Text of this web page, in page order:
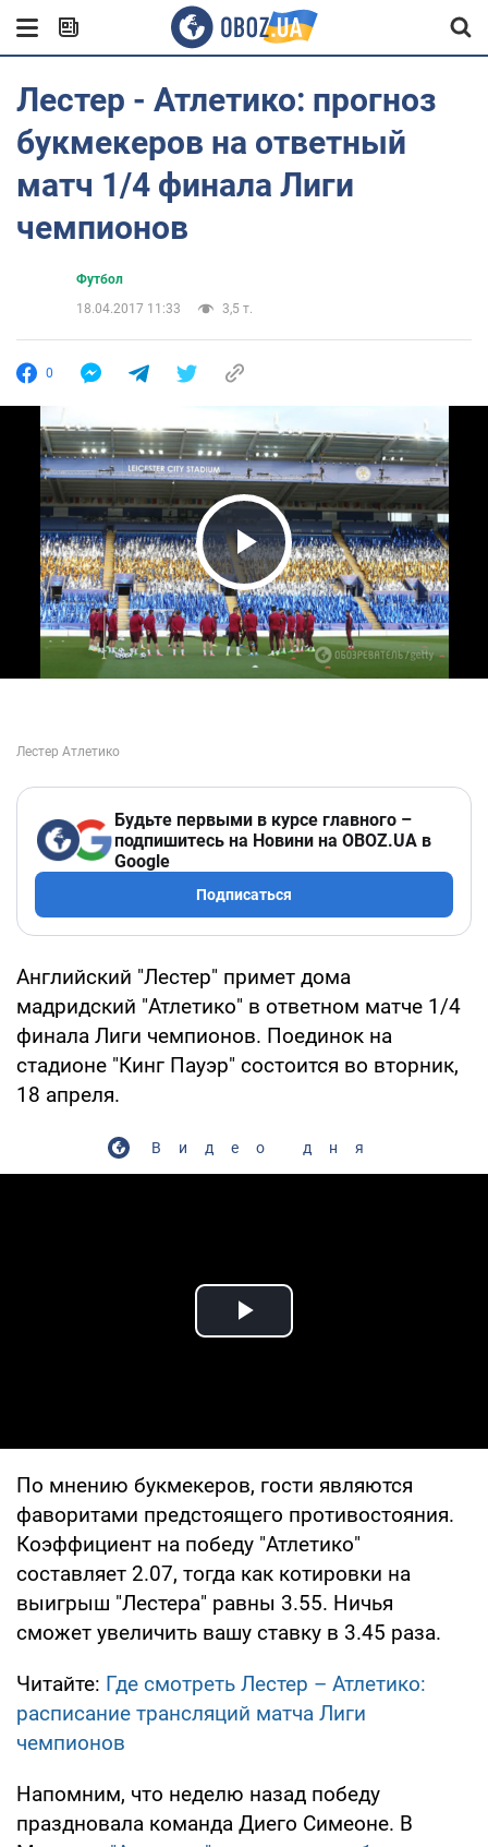
Лестер - Атлетико: прогноз
букмекеров на ответный
матч 1/4 финала Лиги
чемпионов
Футбол
18.04.2017 11:33
3,5 т.
0
Play Video
Будьте первыми в курсе главного –
подпишитесь на Новини на OBOZ.UA в
Google
Подписаться
Английский "Лестер" примет дома
мадридский "Атлетико" в ответном матче 1/4
финала Лиги чемпионов. Поединок на
стадионе "Кинг Пауэр" состоится во вторник,
18 апреля.
Видео дня
Play Video
По мнению букмекеров, гости являются
фаворитами предстоящего противостояния.
Коэффициент на победу "Атлетико"
составляет 2.07, тогда как котировки на
выигрыш "Лестера" равны 3.55. Ничья
сможет увеличить вашу ставку в 3.45 раза.
Читайте: Где смотреть Лестер – Атлетико:
расписание трансляций матча Лиги
чемпионов
Напомним, что неделю назад победу
праздновала команда Диего Симеоне. В